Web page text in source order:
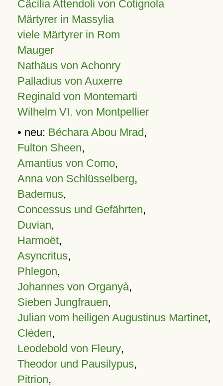
Cäcilia Attendoli von Cotignola
Märtyrer in Massylia
viele Märtyrer in Rom
Mauger
Nathäus von Achonry
Palladius von Auxerre
Reginald von Montemarti
Wilhelm VI. von Montpellier
• neu: Béchara Abou Mrad,
Fulton Sheen,
Amantius von Como,
Anna von Schlüsselberg,
Bademus,
Concessus und Gefährten,
Duvian,
Harmoët,
Asyncritus,
Phlegon,
Johannes von Organyà,
Sieben Jungfrauen,
Julian vom heiligen Augustinus Martinet,
Cléden,
Leodebold von Fleury,
Theodor und Pausilypus,
Pitrion,